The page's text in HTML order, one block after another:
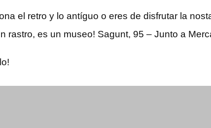
el retro y lo antíguo o eres de disfrutar la
rastro, es un museo! Sagunt, 95 – Junto a